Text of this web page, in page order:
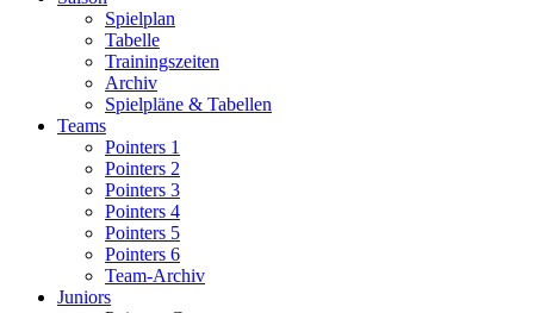
Spielplan
Tabelle
Trainingszeiten
Archiv
Spielpläne & Tabellen
Teams
Pointers 1
Pointers 2
Pointers 3
Pointers 4
Pointers 5
Pointers 6
Team-Archiv
Juniors